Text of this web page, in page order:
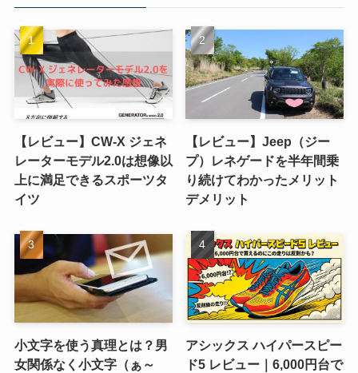
【レビュー】CW-X ジェネ
レーターモデル2.0は想像以
上に満足できるスポーツタ
イツ
【レビュー】Jeep（ジー
プ）レネゲードを半年間乗
り続けてわかったメリット
デメリット
小文字を使う真理とは？男
女関係なく小文字（ぁ～
アシックス ハイパースピー
ド5 レビュー｜6,000円台で